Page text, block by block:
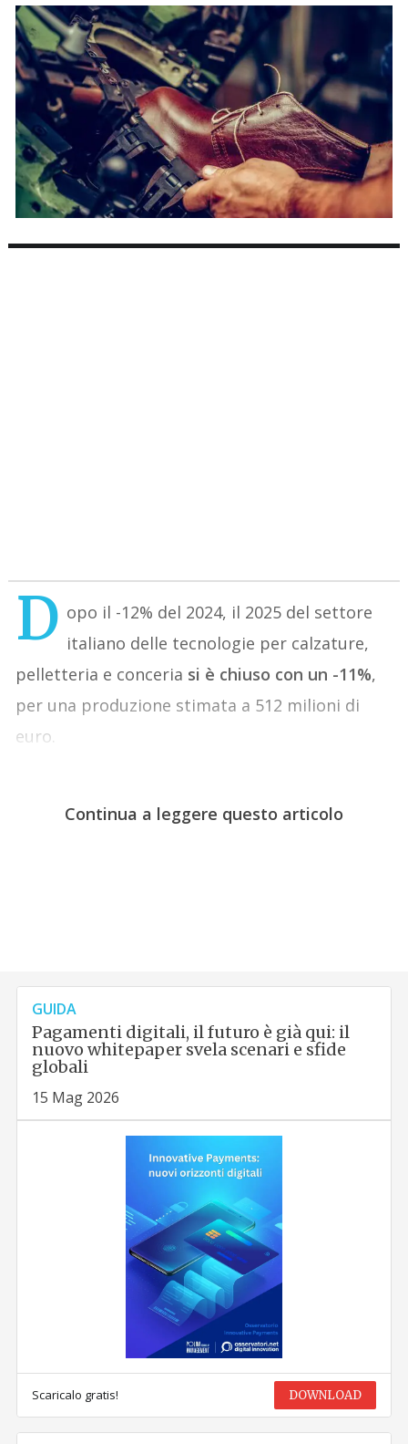
D opo il -12% del 2024, il 2025 del settore
italiano delle tecnologie per calzature,
pelletteria e conceria si è chiuso con un -11%,
per una produzione stimata a 512 milioni di
euro.
Continua a leggere questo articolo
GUIDA
Pagamenti digitali, il futuro è già qui: il
nuovo whitepaper svela scenari e sfide
globali
15 Mag 2026
Scaricalo gratis! DOWNLOAD